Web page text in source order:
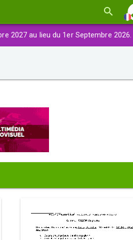
2027 au lieu du 1er Septembre 2026.